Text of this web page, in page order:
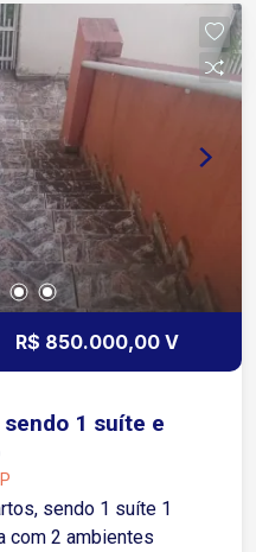
Vargas e
além da
O Shopping
4 km
para locação
R$ 850.000,00 V
1 suíte e
sendo 1 suíte 1
com 2 ambientes